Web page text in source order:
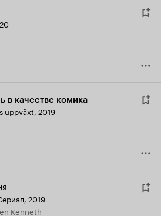
в качестве комика
uppväxt, 2019
2019
Kenneth